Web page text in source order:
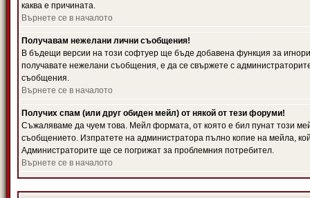
каква е причината.
Върнете се в началото
Получавам нежелани лични съобщения!
В бъдещи версии на този софтуер ще бъде добавена функция за
получавате нежелани съобщения, е да се свържете с
съобщения.
Върнете се в началото
Получих спам (или друг обиден мейл) от някой от тези форуми!
Съжаляваме да чуем това. Мейл формата, от която е бил пунат този
съобщението. Изпратете на администратора пълно копие на мейла,
Администраторите ще се погрижат за проблемния потребител.
Върнете се в началото